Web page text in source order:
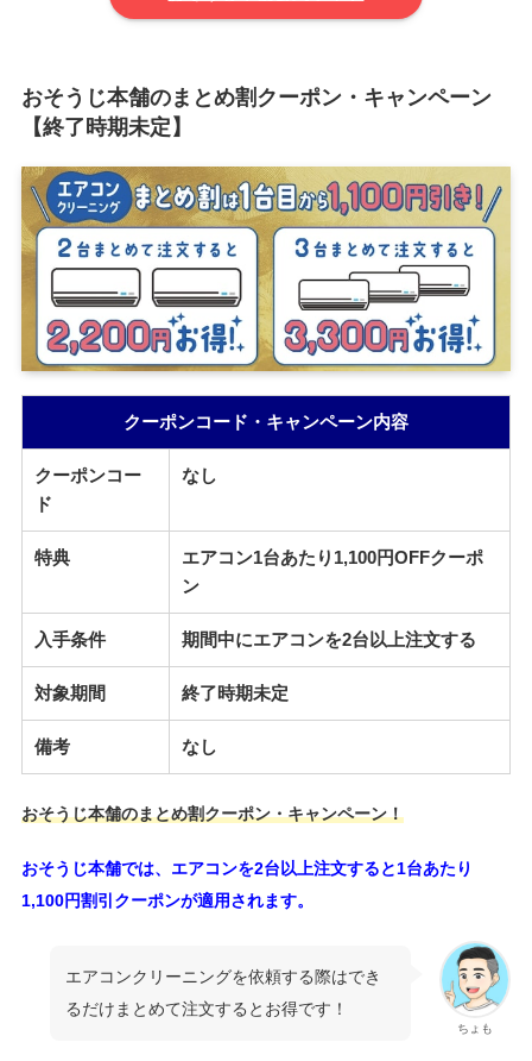
おそうじ本舗のまとめ割クーポン・キャンペーン
【終了時期未定】
クーポンコード・キャンペーン内容
クーポンコー
ド
なし
特典
エアコン1台あたり1,100円OFFクーポ
ン
入手条件 期間中にエアコンを2台以上注文する
対象期間 終了時期未定
備考 なし
おそうじ本舗のまとめ割クーポン・キャンペーン！
おそうじ本舗では、エアコンを2台以上注文すると1台あたり
1,100円割引クーポンが適用されます。
ちょも
エアコンクリーニングを依頼する際はでき
るだけまとめて注文するとお得です！